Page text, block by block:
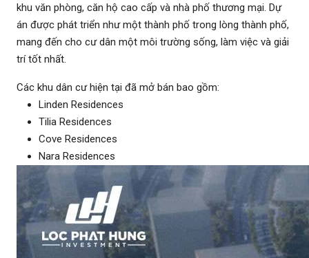
khu văn phòng, căn hộ cao cấp và nhà phố thương mại. Dự
án được phát triển như một thành phố trong lòng thành phố,
mang đến cho cư dân một môi trường sống, làm việc và giải
trí tốt nhất.
Các khu dân cư hiện tại đã mở bán bao gồm:
Linden Residences
Tilia Residences
Cove Residences
Nara Residences